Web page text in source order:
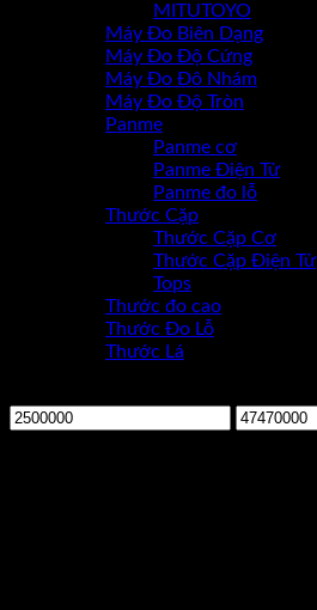
MITUTOYO
Máy Đo Biên Dạng
Máy Đo Độ Cứng
Máy Đo Đô Nhám
Máy Đo Độ Tròn
Panme
Panme cơ
Panme Điện Tử
Panme đo lỗ
Thước Cặp
Thước Cặp Cơ
Thước Cặp Điện Tử
Tops
Thước đo cao
Thước Đo Lỗ
Thước Lá
Giá
Giá